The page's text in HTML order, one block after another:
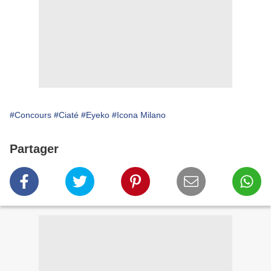
#Concours #Ciaté #Eyeko #Icona Milano
Partager